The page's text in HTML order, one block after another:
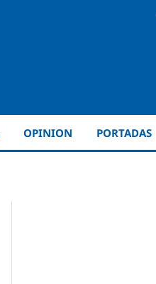
OPINION PORTADAS